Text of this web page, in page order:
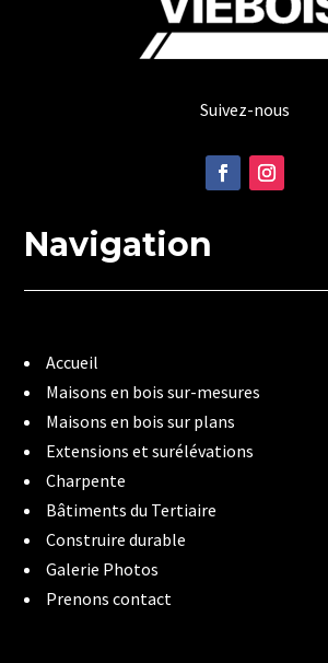
Suivez-nous
Navigation
Accueil
Maisons en bois sur-mesures
Maisons en bois sur plans
Extensions et surélévations
Charpente
Bâtiments du Tertiaire
Construire durable
Galerie Photos
Prenons contact